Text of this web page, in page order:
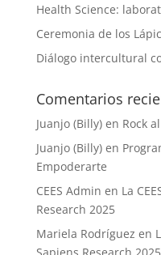
Health Science:
Ceremonia de los
Diálogo intercultural
Comentarios
Juanjo (Billy)en Rock
Juanjo (Billy)en
Empoderarte
CEES Admin en La
Research 2025
Mariela Rodríguez en
Sapiens Research 2025